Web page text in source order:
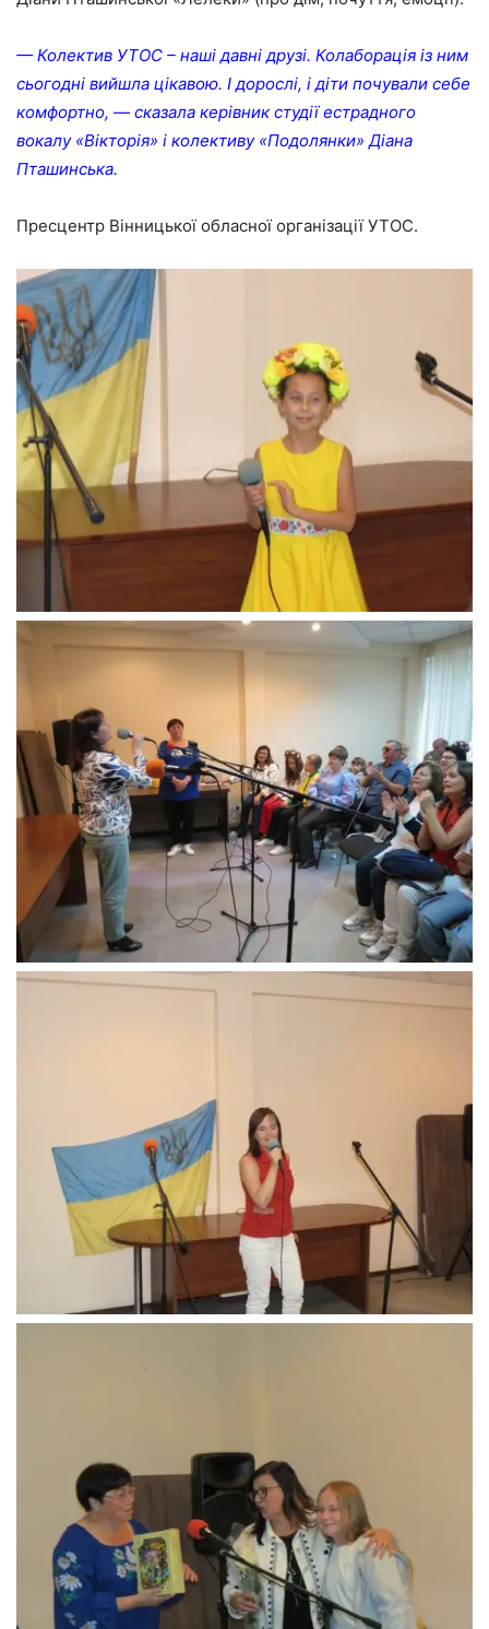
— Колектив УТОС – наші давні друзі. Колаборація із ним
сьогодні вийшла цікавою. І дорослі, і діти почували себе
комфортно, — сказала керівник студії естрадного
вокалу «Вікторія» і колективу «Подолянки» Діана
Пташинська.
Пресцентр Вінницької обласної організації УТОС.